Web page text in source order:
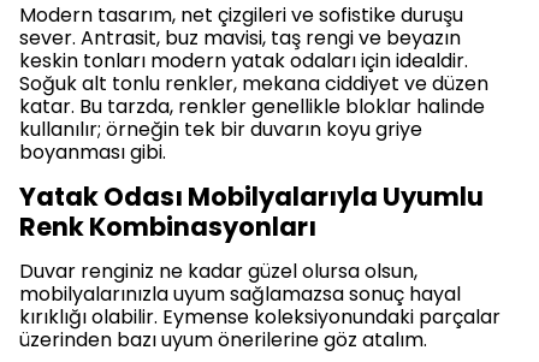
Modern tasarım, net çizgileri ve sofistike duruşu
sever. Antrasit, buz mavisi, taş rengi ve beyazın
keskin tonları modern yatak odaları için idealdir.
Soğuk alt tonlu renkler, mekana ciddiyet ve düzen
katar. Bu tarzda, renkler genellikle bloklar halinde
kullanılır; örneğin tek bir duvarın koyu griye
boyanması gibi.
Yatak Odası Mobilyalarıyla Uyumlu
Renk Kombinasyonları
Duvar renginiz ne kadar güzel olursa olsun,
mobilyalarınızla uyum sağlamazsa sonuç hayal
kırıklığı olabilir. Eymense koleksiyonundaki parçalar
üzerinden bazı uyum önerilerine göz atalım.